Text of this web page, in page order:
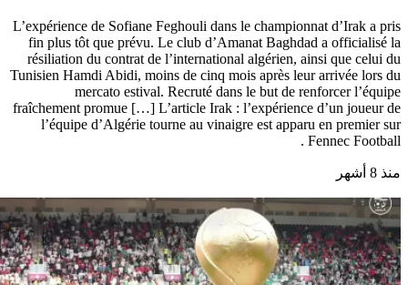
L’expérience de Sofiane Feghouli dans le championnat d’Irak a pris
fin plus tôt que prévu. Le club d’Amanat Baghdad a officialisé la
résiliation du contrat de l’international algérien, ainsi que celui du
Tunisien Hamdi Abidi, moins de cinq mois après leur arrivée lors du
mercato estival. Recruté dans le but de renforcer l’équipe
fraîchement promue […] L’article Irak : l’expérience d’un joueur de
l’équipe d’Algérie tourne au vinaigre est apparu en premier sur
Fennec Football .
منذ 8 أشهر